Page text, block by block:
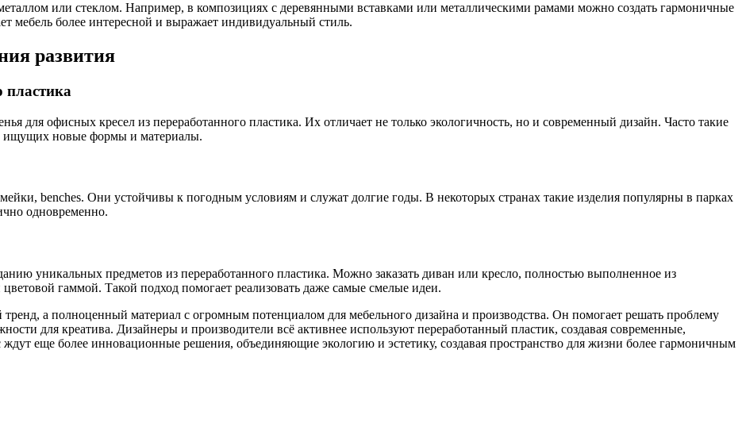
или стеклом. Например, в композициях с деревянными вставками или металлическими рамами можно создать гармоничные
мебель более интересной и выражает индивидуальный стиль.
развития
пластика
для офисных кресел из переработанного пластика. Их отличает не только экологичность, но и современный дизайн. Часто такие
ищущих новые формы и материалы.
benches. Они устойчивы к погодным условиям и служат долгие годы. В некоторых странах такие изделия популярны в парках
одновременно.
уникальных предметов из переработанного пластика. Можно заказать диван или кресло, полностью выполненное из
гаммой. Такой подход помогает реализовать даже самые смелые идеи.
а полноценный материал с огромным потенциалом для мебельного дизайна и производства. Он помогает решать проблему
для креатива. Дизайнеры и производители всё активнее используют переработанный пластик, создавая современные,
еще более инновационные решения, объединяющие экологию и эстетику, создавая пространство для жизни более гармоничным